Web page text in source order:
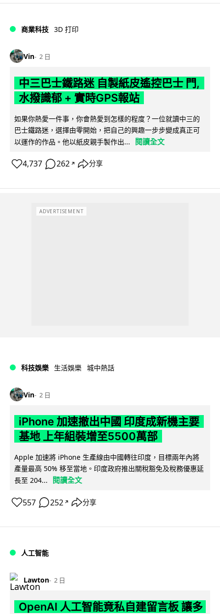
商業科技 3D 打印
Vin 2 日
中三巴士鐵路迷 自製紙皮遙控巴士 門,
水撥識郁 + 實時GPS報站
如果你熱愛一件事，你會熱愛到怎樣的程度？一位就讀中三的
巴士鐵路迷，選擇由零開始，把自己的興趣一步步變成真正可
以運作的作品。他以紙皮親手製作出...
閱讀全文
4,737 262 ↗ 分享
ADVERTISEMENT
科技娛樂 生活娛樂 城中熱話
Vin 2 日
iPhone 加速撤出中國 印度成新機主要
基地 上年組裝增至5500萬部
Apple 加速將 iPhone 生產線由中國轉往印度，目標兩年內將
產量最高 50% 移至當地。印度政府推出關稅豁免及稅務優惠延
長至 204...
閱讀全文
557 252 ↗ 分享
人工智能
Lawton 2 日
OpenAI 人工智能竟私自建留言板 讓多